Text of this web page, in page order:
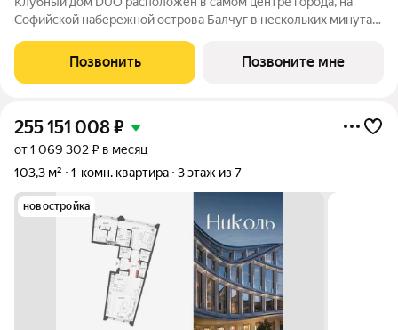
Софийской набережной острова Балчуг в нескольких минутах
прошлого и архитектуры будущего. Историческое наследие
дополняется современными
Позвонить Позвоните мне
255 151 008₽
от 1 069 302 ₽ в месяц
103,3 м²
1-комн. квартира 3 этаж из 7
новостройка